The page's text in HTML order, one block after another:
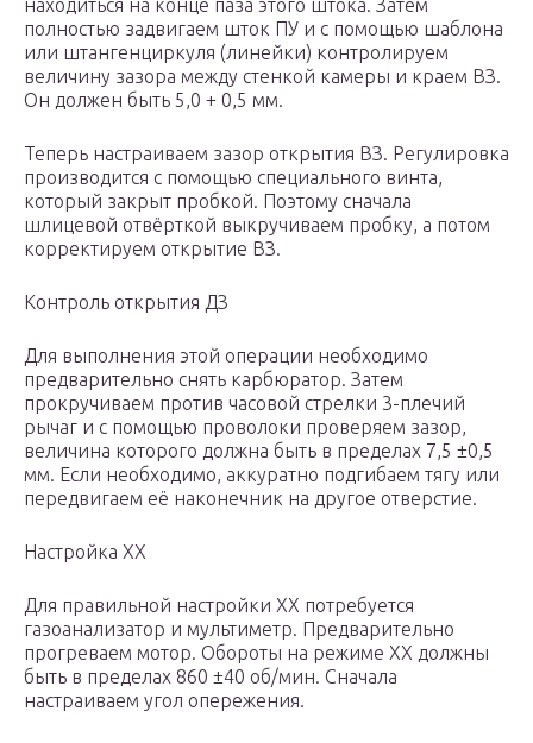
находиться на конце паза этого штока. Затем
полностью задвигаем шток ПУ и с помощью шаблона
или штангенциркуля (линейки) контролируем
величину зазора между стенкой камеры и краем ВЗ.
Он должен быть 5,0 + 0,5 мм.
Теперь настраиваем зазор открытия ВЗ. Регулировка
производится с помощью специального винта,
который закрыт пробкой. Поэтому сначала
шлицевой отвёрткой выкручиваем пробку, а потом
корректируем открытие ВЗ.
Контроль открытия ДЗ
Для выполнения этой операции необходимо
предварительно снять карбюратор. Затем
прокручиваем против часовой стрелки 3-плечий
рычаг и с помощью проволоки проверяем зазор,
величина которого должна быть в пределах 7,5 ±0,5
мм. Если необходимо, аккуратно подгибаем тягу или
передвигаем её наконечник на другое отверстие.
Настройка ХХ
Для правильной настройки ХХ потребуется
газоанализатор и мультиметр. Предварительно
прогреваем мотор. Обороты на режиме ХХ должны
быть в пределах 860 ±40 об/мин. Сначала
настраиваем угол опережения.